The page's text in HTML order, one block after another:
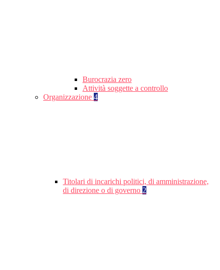
Burocrazia zero
Attività soggette a controllo
Organizzazione 4
Titolari di incarichi politici, di amministrazione,
di direzione o di governo 2